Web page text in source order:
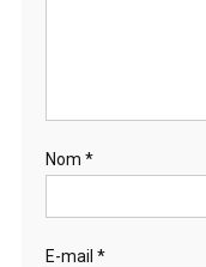
Nom *
E-mail *